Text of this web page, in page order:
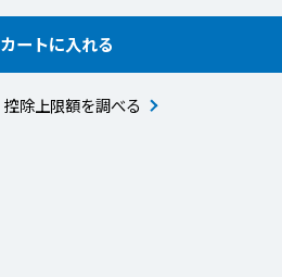
カートに入れる
控除上限額を調べる